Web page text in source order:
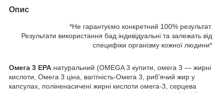
Опис
*Не гарантуємо конкретний 100% результат.
Результати використання бад індивідуальні та залежать від
специфіки організму кожної людини*
Омега 3 EPA натуральний (OMEGA 3 купити, омега 3 — жирні
кислоти, Омега 3 ціна, вагітність-Омега 3, риб'ячий жир у
капсулах, поліненасичені жирні кислоти омега-3, серцева